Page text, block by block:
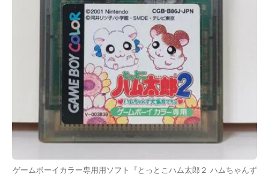
ゲームボーイカラー専用用ソフト『とっとこハム太郎２ ハムちゃんず